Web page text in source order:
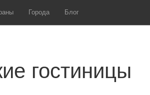
Города Блог
гостиницы